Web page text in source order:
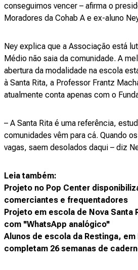
conseguimos vencer – afirma o
Moradores da Cohab A e ex-aluno
Ney explica que a Associação está
Médio não saia da comunidade. A
abertura da modalidade na escola
à Santa Rita, a Professor Frantz
atualmente conta apenas com o
– A Santa Rita é uma referência,
comunidades vêm para cá. Quando
vagas, saem desolados daqui – diz
Leia também:
Projeto no Pop Center
comerciantes e frequentadores
Projeto em escola de Nova Santa
com "WhatsApp analógico"
Alunos de escola da Restinga,
completam 26 semanas de